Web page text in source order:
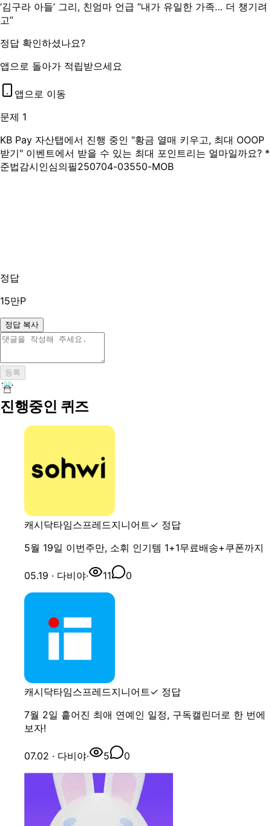
‘김구라 아들’ 그리, 친엄마 언급 “내가 유일한 가족… 더 챙기려
고”
정답 확인하셨나요?
앱으로 돌아가 적립받으세요
앱으로 이동
문제 1
KB Pay 자산탭에서 진행 중인 "황금 열매 키우고, 최대 OOOP
받기" 이벤트에서 받을 수 있는 최대 포인트리는 얼마일까요? *
준법감시인심의필250704-03550-MOB
정답
15만P
정답 복사
등록
진행중인 퀴즈
캐시닥타임스프레드지니어트✓ 정답
5월 19일 이번주만, 소휘 인기템 1+1무료배송+쿠폰까지
05.19 · 다비야· 11 0
캐시닥타임스프레드지니어트✓ 정답
7월 2일 흩어진 최애 연예인 일정, 구독캘린더로 한 번에
보자!
07.02 · 다비야· 5 0